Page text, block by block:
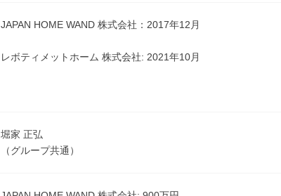
JAPAN HOME WAND 株式会社：2017年12月
レボティメットホーム 株式会社: 2021年10月
堀家 正弘
（グループ共通）